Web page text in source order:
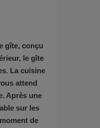
gîte, conçu
le gîte
La cuisine
attend
Après une
sur les
de